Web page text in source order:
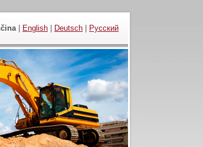
| English Deutsch Русский